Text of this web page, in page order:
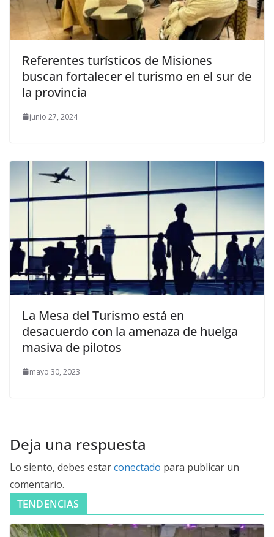
Referentes turísticos de Misiones
buscan fortalecer el turismo en el sur de
la provincia
junio 27, 2024
La Mesa del Turismo está en
desacuerdo con la amenaza de huelga
masiva de pilotos
mayo 30, 2023
Deja una respuesta
Lo siento, debes estarconectado para publicar un
comentario.
TENDENCIAS